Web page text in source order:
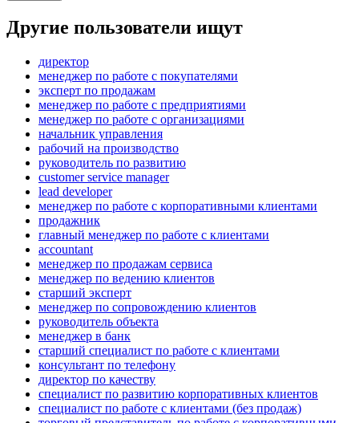
Другие пользователи ищут
директор
менеджер по работе с покупателями
эксперт по продажам
менеджер по работе с предприятиями
менеджер по работе с организациями
начальник управления
рабочий на производство
руководитель по развитию
customer service manager
lead developer
менеджер по работе с корпоративными клиентами
продажник
главный менеджер по работе с клиентами
accountant
менеджер по продажам сервиса
менеджер по ведению клиентов
старший эксперт
менеджер по сопровождению клиентов
руководитель объекта
менеджер в банк
старший специалист по работе с клиентами
консультант по телефону
директор по качеству
специалист по развитию корпоративных клиентов
специалист по работе с клиентами (без продаж)